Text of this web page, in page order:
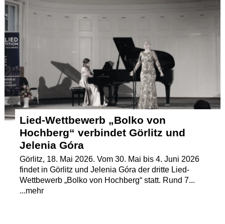
Termine
Kostenlos
Lied-Wettbewerb „Bolko von
Hochberg“ verbindet Görlitz und
Jelenia Góra
Görlitz, 18. Mai 2026. Vom 30. Mai bis 4. Juni 2026
findet in Görlitz und Jelenia Góra der dritte Lied-
Wettbewerb „Bolko von Hochberg“ statt. Rund 7...
...mehr